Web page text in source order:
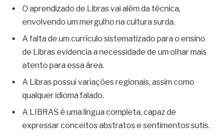
O aprendizado de Libras vai além da técnica,
envolvendo um mergulho na cultura surda.
A falta de um currículo sistematizado para o ensino
de Libras evidencia a necessidade de um olhar mais
atento para essa área.
A Libras possui variações regionais, assim como
qualquer idioma falado.
A LIBRAS é uma língua completa, capaz de
expressar conceitos abstratos e sentimentos sutis.